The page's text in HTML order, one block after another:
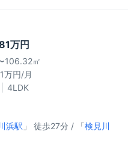
万円
106.32㎡
万円/月
4LDK
浜駅 」 徒歩27分 / 「検見川